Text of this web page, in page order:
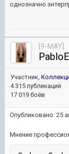
однозначно
[9-MAY]
Участник,
4 315 публикаций
17 019 боёв
Опубликовано: 25
Мнение